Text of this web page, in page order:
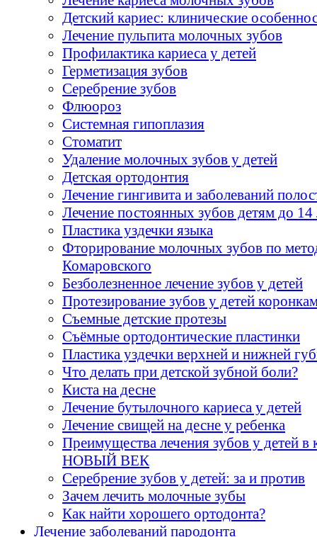
Детский кариес: клинические
Лечение пульпита молочных зубов
Профилактика кариеса у детей
Герметизация зубов
Серебрение зубов
Флюороз
Системная гипоплазия
Стоматит
Удаление молочных зубов у детей
Детская ортодонтия
Лечение гингивита и заболеваний
Лечение постоянных зубов детям до 14
Пластика уздечки языка
Фторирование молочных зубов по
Комаровского
Безболезненное лечение зубов у детей
Протезирование зубов у детей
Съемные детские протезы
Cъёмные ортодонтические пластинки
Пластика уздечки верхней и нижней
Что делать при детской зубной боли?
Киста на десне
Лечение бутылочного кариеса у детей
Лечение свищей на десне у ребенка
Преимущества лечения зубов у детей в
НОВЫЙ ВЕК
Серебрение зубов у детей: за и против
Зачем лечить молочные зубы
Как найти хорошего ортодонта?
Лечение заболеваний пародонта